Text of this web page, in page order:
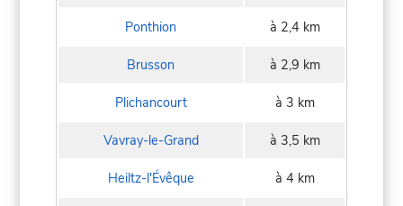
Ponthion à 2,4 km
Brusson à 2,9 km
Plichancourt à 3 km
Vavray-le-Grand à 3,5 km
Heiltz-l'Évêque à 4 km